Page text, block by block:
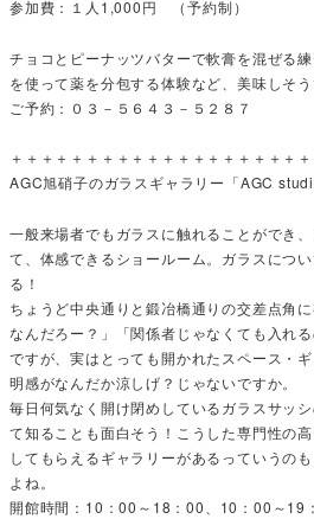
参加費：１人1,000円 （予約制）
チョコとピーナッツバターで軟膏を混ぜる
を使って薬を分包する体験など、美味しそ
ご予約：０３－５６４３－５２８７
＋＋＋＋＋＋＋＋＋＋＋＋＋＋＋＋＋＋＋
AGC旭硝子のガラスギャラリー「AGC
一般来場者でもガラスに触れることができ
て、体感できるショールーム。ガラスにつ
る！
ちょうど中央通りと鍛冶橋通りの交差点角
なんだろー？」「関係者じゃなくても入れ
ですが、実はとっても開かれたスペース・
明感がなんだか涼しげ？じゃないですか。
毎日何気なく開け閉めしているガラスサッ
て知ることも面白そう！こうした専門性の
してもらえるギャラリーがあるっていうの
よね。
開館時間：10：00～18：00、10：00～19